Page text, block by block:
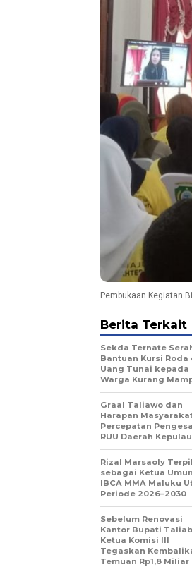
Pembukaan Kegiatan
Berita Terkait
Sekda Ternate
Bantuan Kursi Roda
Uang Tunai kepada
Warga Kurang
Graal Taliawo dan
Harapan
Percepatan
RUU Daerah
Rizal Marsaoly
sebagai Ketua
IBCA MMA Maluku
Periode 2026–2030
Sebelum Renovasi
Kantor Bupati
Ketua Komisi III
Tegaskan
Temuan Rp1,8 Miliar